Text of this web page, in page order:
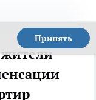
Принять
жители